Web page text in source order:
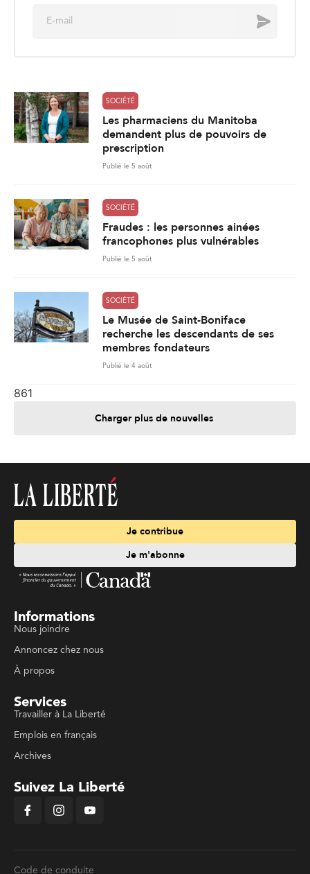
Envoyer
SOCIÉTÉ
Les pharmaciens du Manitoba
demandent plus de pouvoirs de
prescription
Publié le 5 août
SOCIÉTÉ
Fraudes : les personnes ainées
francophones plus vulnérables
Publié le 5 août
SOCIÉTÉ
Le Musée de Saint-Boniface
recherche les descendants de ses
membres fondateurs
Publié le 4 août
861
Charger plus de nouvelles
Je contribue
Je m'abonne
Informations
Nous joindre
Annoncez chez nous
À propos
Services
Travailler à La Liberté
Emplois en français
Archives
Suivez La Liberté
Code de conduite